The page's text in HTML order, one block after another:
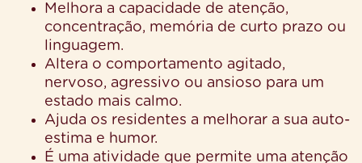
Melhora a capacidade de atenção,
concentração, memória de curto prazo ou
linguagem.
Altera o comportamento agitado,
nervoso, agressivo ou ansioso para um
estado mais calmo.
Ajuda os residentes a melhorar a sua auto-
estima e humor.
É uma atividade que permite uma atenção